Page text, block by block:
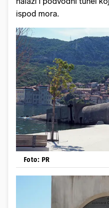
ispod mora.
Foto: PR